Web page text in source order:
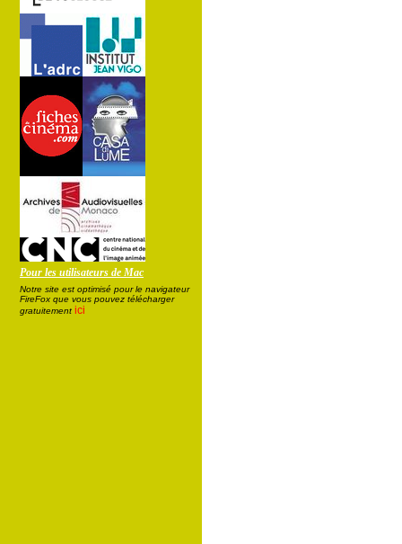
Pour les utilisateurs de Mac
Notre site est optimisé pour le navigateur
FireFox que vous pouvez télécharger
gratuitement ici